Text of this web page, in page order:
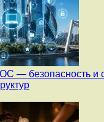
— безопасность и